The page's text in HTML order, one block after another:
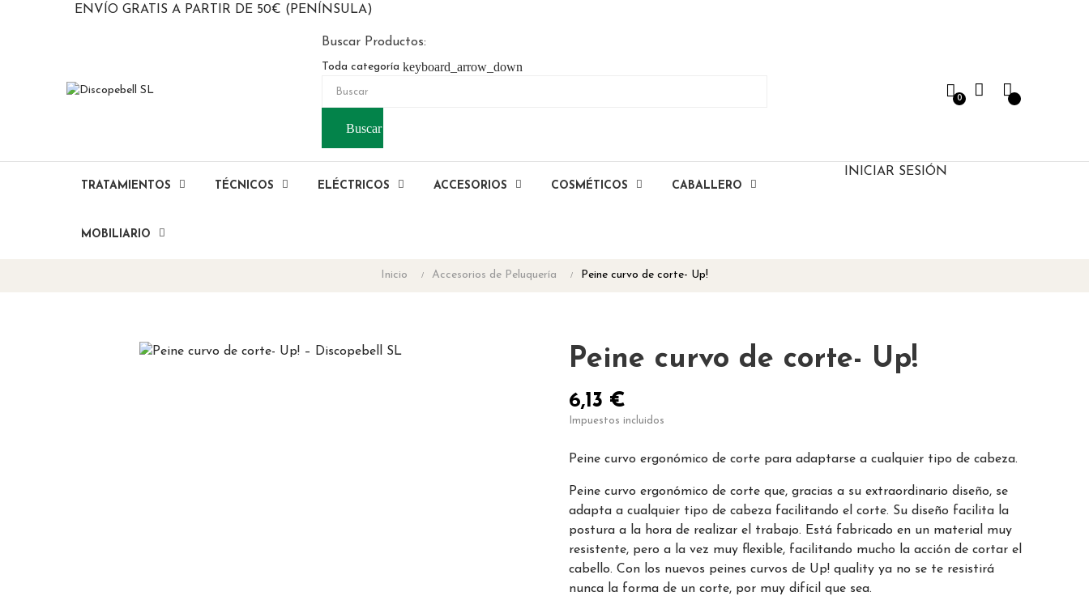
ENVÍO GRATIS A PARTIR DE 50€ (PENÍNSULA)
Buscar Productos:
Toda categoría keyboard_arrow_down
Buscar
0
TRATAMIENTOS TÉCNICOS ELÉCTRICOS ACCESORIOS COSMÉTICOS CABALLERO
MOBILIARIO
INICIAR SESIÓN
Inicio Accesorios de Peluquería Peine curvo de corte- Up!
Peine curvo de corte- Up!
6,13 €
Impuestos incluidos
Peine curvo ergonómico de corte para adaptarse a cualquier tipo de cabeza.
Peine curvo ergonómico de corte que, gracias a su extraordinario diseño, se
adapta a cualquier tipo de cabeza facilitando el corte. Su diseño facilita la
postura a la hora de realizar el trabajo. Está fabricado en un material muy
resistente, pero a la vez muy flexible, facilitando mucho la acción de cortar el
cabello. Con los nuevos peines curvos de Up! quality ya no se te resistirá
nunca la forma de un corte, por muy difícil que sea.